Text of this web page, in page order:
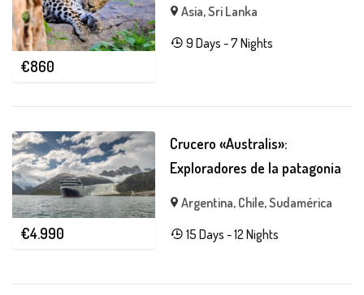
€860
Asia,Sri Lanka
9 Days - 7 Nights
€4.990
Crucero «Australis»:
Exploradores de la patagonia
Argentina, Chile,Sudamérica
15 Days - 12 Nights